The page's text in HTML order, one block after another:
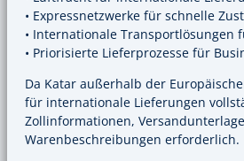
• Expressnetzwerke für schnelle
• Internationale Transportlösungen
• Priorisierte Lieferprozesse für
Da Katar außerhalb der
für internationale Lieferungen
Zollinformationen,
Warenbeschreibungen erforderlich.